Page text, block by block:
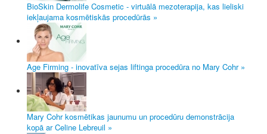
BioSkin Dermolife Cosmetic - virtuālā mezoterapija, kas lieliski
iekļaujama kosmētiskās procedūrās »
Age Firming - inovatīva sejas liftinga procedūra no Mary Cohr »
Mary Cohr kosmētikas jaunumu un procedūru demonstrācija
kopā ar Celine Lebreuil »